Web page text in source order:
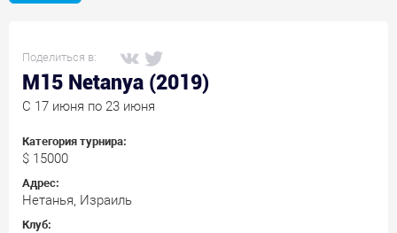
Поделиться в:
M15 Netanya (2019)
C 17 июня по 23 июня
Категория турнира:
$ 15000
Адрес:
Нетанья, Израиль
Клуб: